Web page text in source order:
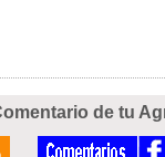
de tu